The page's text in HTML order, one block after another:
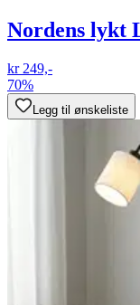
Nordens lykt
kr 249,-
70%
Legg til ønskeliste